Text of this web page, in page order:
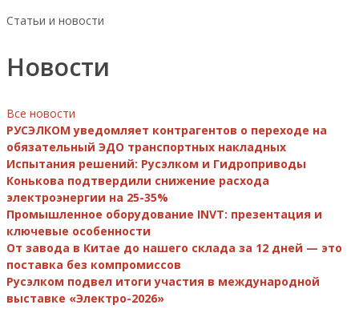
Статьи и новости
Новости
Все новости
РУСЭЛКОМ уведомляет контрагентов о переходе на
обязательный ЭДО транспортных накладных
Испытания решений: Русэлком и Гидроприводы
Конькова подтвердили снижение расхода
электроэнергии на 25-35%
Промышленное оборудование INVT: презентация и
ключевые особенности
От завода в Китае до нашего склада за 12 дней — это
поставка без компромиссов
Русэлком подвел итоги участия в международной
выставке «Электро-2026»